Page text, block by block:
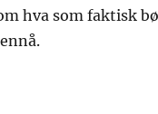
hva som faktisk